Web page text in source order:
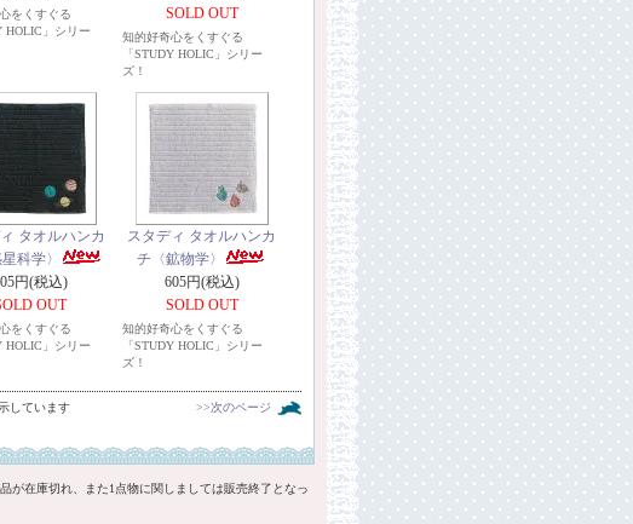
をくすぐる
HOLIC」シリー
SOLD OUT
知的好奇心をくすぐる
「STUDY HOLIC」シリー
ズ！
タオルハンカ
科学〉
円(税込)
OUT
をくすぐる
HOLIC」シリー
スタディ タオルハンカ
チ〈鉱物学〉
605円(税込)
SOLD OUT
知的好奇心をくすぐる
「STUDY HOLIC」シリー
ズ！
しています >>次のページ
が在庫切れ、また1点物に関しましては販売終了となっ